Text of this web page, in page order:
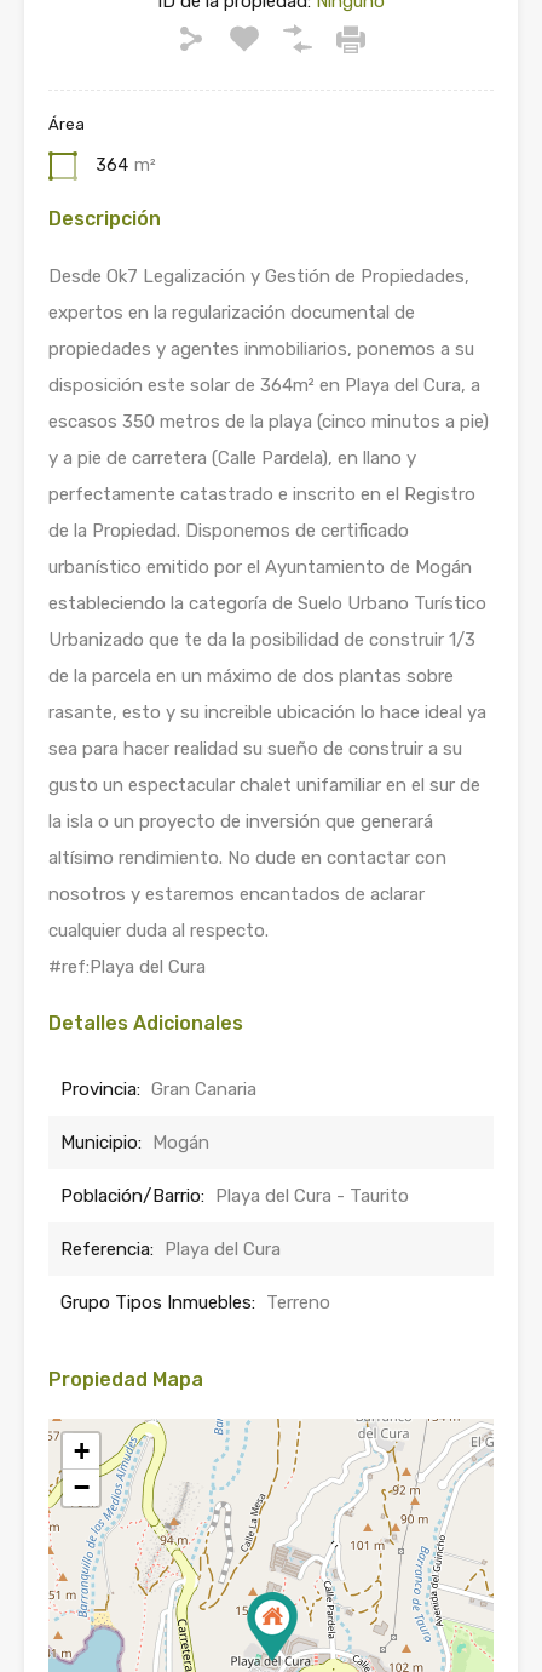
Área
364 m²
Descripción
Desde Ok7 Legalización y Gestión de Propiedades,
expertos en la regularización documental de
propiedades y agentes inmobiliarios, ponemos a su
disposición este solar de 364m² en Playa del Cura, a
escasos 350 metros de la playa (cinco minutos a pie)
y a pie de carretera (Calle Pardela), en llano y
perfectamente catastrado e inscrito en el Registro
de la Propiedad. Disponemos de certificado
urbanístico emitido por el Ayuntamiento de Mogán
estableciendo la categoría de Suelo Urbano Turístico
Urbanizado que te da la posibilidad de construir 1/3
de la parcela en un máximo de dos plantas sobre
rasante, esto y su increible ubicación lo hace ideal ya
sea para hacer realidad su sueño de construir a su
gusto un espectacular chalet unifamiliar en el sur de
la isla o un proyecto de inversión que generará
altísimo rendimiento. No dude en contactar con
nosotros y estaremos encantados de aclarar
cualquier duda al respecto.
#ref:Playa del Cura
Detalles Adicionales
Provincia: Gran Canaria
Municipio: Mogán
Población/Barrio: Playa del Cura - Taurito
Referencia: Playa del Cura
Grupo Tipos Inmuebles: Terreno
Propiedad Mapa
+
−